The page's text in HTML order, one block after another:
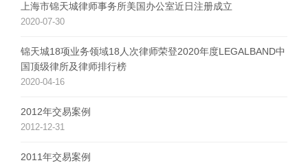
上海市锦天城律师事务所美国办公室近日注册成立
2020-07-30
锦天城18项业务领域18人次律师荣登2020年度LEGALBAND中
国顶级律所及律师排行榜
2020-04-16
2012年交易案例
2012-12-31
2011年交易案例